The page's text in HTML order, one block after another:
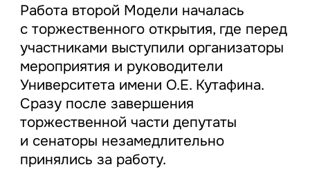
Работа второй Модели началась
с торжественного открытия, где перед
участниками выступили организаторы
мероприятия и руководители
Университета имени О.Е. Кутафина.
Сразу после завершения
торжественной части депутаты
и сенаторы незамедлительно
принялись за работу.